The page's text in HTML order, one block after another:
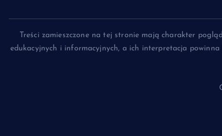
Treści zamieszczone na tej stronie mają charakter
edukacyjnych i informacyjnych, a ich interpretacja